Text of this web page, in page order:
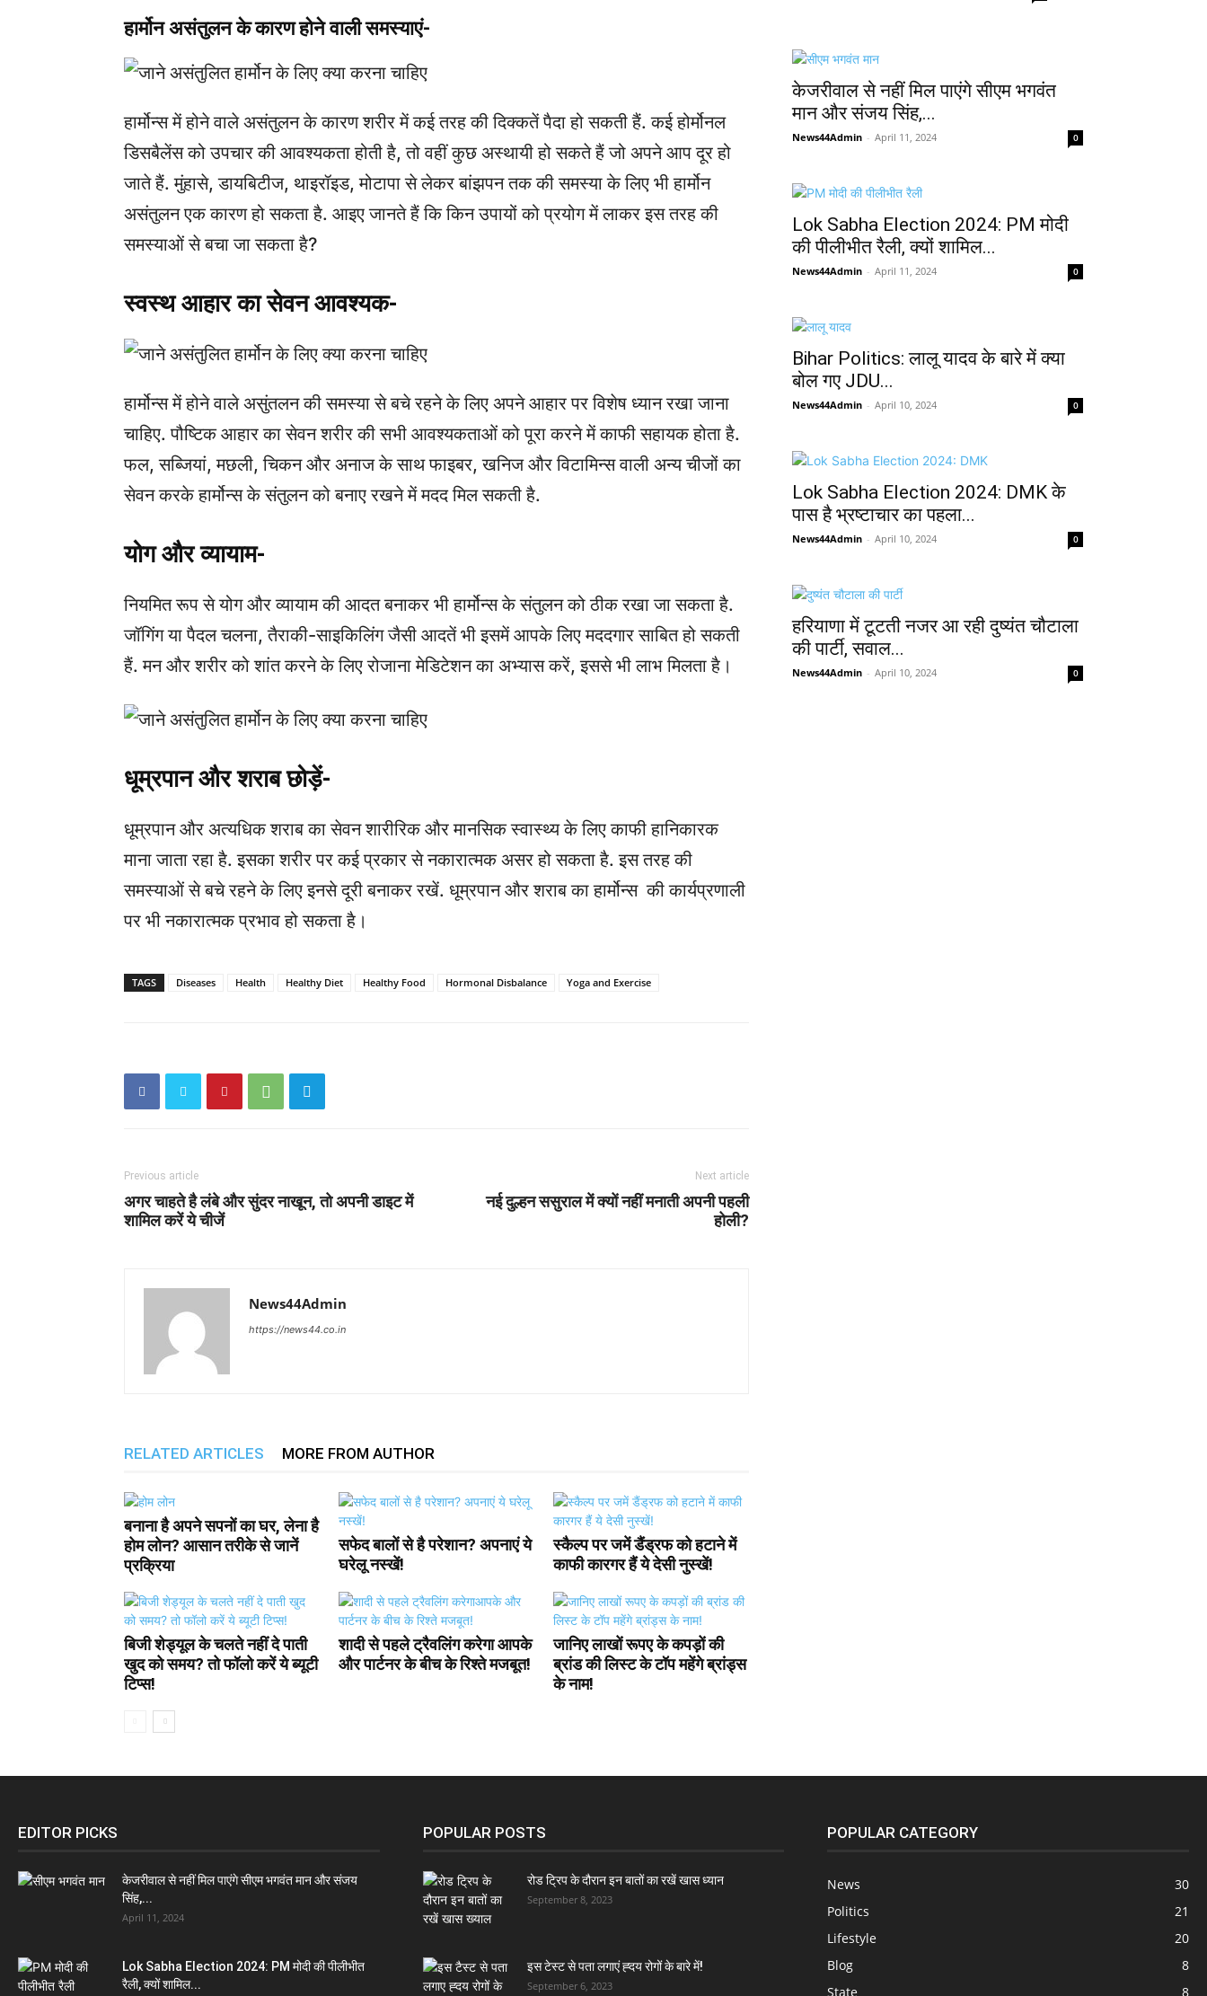
हार्मोन असंतुलन के कारण होने वाली समस्याएं-
हार्मोन्स में होने वाले असंतुलन के कारण शरीर में कई तरह की दिक्कतें पैदा हो सकती हैं. कई होर्मोनल
डिसबैलेंस को उपचार की आवश्यकता होती है, तो वहीं कुछ अस्थायी हो सकते हैं जो अपने आप दूर हो
जाते हैं. मुंहासे, डायबिटीज, थाइरॉइड, मोटापा से लेकर बांझपन तक की समस्या के लिए भी हार्मोन
असंतुलन एक कारण हो सकता है. आइए जानते हैं कि किन उपायों को प्रयोग में लाकर इस तरह की
समस्याओं से बचा जा सकता है?
स्वस्थ आहार का सेवन आवश्यक-
हार्मोन्स में होने वाले असुंतलन की समस्या से बचे रहने के लिए अपने आहार पर विशेष ध्यान रखा जाना
चाहिए. पौष्टिक आहार का सेवन शरीर की सभी आवश्यकताओं को पूरा करने में काफी सहायक होता है.
फल, सब्जियां, मछली, चिकन और अनाज के साथ फाइबर, खनिज और विटामिन्स वाली अन्य चीजों का
सेवन करके हार्मोन्स के संतुलन को बनाए रखने में मदद मिल सकती है.
योग और व्यायाम-
नियमित रूप से योग और व्यायाम की आदत बनाकर भी हार्मोन्स के संतुलन को ठीक रखा जा सकता है.
जॉगिंग या पैदल चलना, तैराकी-साइकिलिंग जैसी आदतें भी इसमें आपके लिए मददगार साबित हो सकती
हैं. मन और शरीर को शांत करने के लिए रोजाना मेडिटेशन का अभ्यास करें, इससे भी लाभ मिलता है।
धूम्रपान और शराब छोड़ें-
धूम्रपान और अत्यधिक शराब का सेवन शारीरिक और मानसिक स्वास्थ्य के लिए काफी हानिकारक
माना जाता रहा है. इसका शरीर पर कई प्रकार से नकारात्मक असर हो सकता है. इस तरह की
समस्याओं से बचे रहने के लिए इनसे दूरी बनाकर रखें. धूम्रपान और शराब का हार्मोन्स की कार्यप्रणाली
पर भी नकारात्मक प्रभाव हो सकता है।
TAGS Diseases Health Healthy Diet Healthy Food Hormonal Disbalance Yoga and Exercise
Previous article
अगर चाहते है लंबे और सुंदर नाखून, तो अपनी डाइट में
शामिल करें ये चीजें
Next article
नई दुल्हन ससुराल में क्यों नहीं मनाती अपनी पहली
होली?
News44Admin
https://news44.co.in
RELATED ARTICLES MORE FROM AUTHOR
बनाना है अपने सपनों का घर, लेना है
होम लोन? आसान तरीके से जानें
प्रक्रिया
सफेद बालों से है परेशान? अपनाएं ये
घरेलू नस्खें!
स्कैल्प पर जमें डैंड्रफ को हटाने में
काफी कारगर हैं ये देसी नुस्खें!
बिजी शेड्यूल के चलते नहीं दे पाती
खुद को समय? तो फॉलो करें ये ब्यूटी
टिप्स!
शादी से पहले ट्रैवलिंग करेगा आपके
और पार्टनर के बीच के रिश्ते मजबूत!
जानिए लाखों रूपए के कपड़ों की
ब्रांड की लिस्ट के टॉप महेंगे ब्रांड्स
के नाम!
केजरीवाल से नहीं मिल पाएंगे सीएम भगवंत
मान और संजय सिंह,...
News44Admin - April 11, 2024 0
Lok Sabha Election 2024: PM मोदी
की पीलीभीत रैली, क्यों शामिल...
News44Admin - April 11, 2024 0
Bihar Politics: लालू यादव के बारे में क्या
बोल गए JDU...
News44Admin - April 10, 2024 0
Lok Sabha Election 2024: DMK के
पास है भ्रष्टाचार का पहला...
News44Admin - April 10, 2024 0
हरियाणा में टूटती नजर आ रही दुष्यंत चौटाला
की पार्टी, सवाल...
News44Admin - April 10, 2024 0
EDITOR PICKS
केजरीवाल से नहीं मिल पाएंगे सीएम भगवंत मान और संजय
सिंह,...
April 11, 2024
Lok Sabha Election 2024: PM मोदी की पीलीभीत
रैली, क्यों शामिल...
POPULAR POSTS
रोड ट्रिप के दौरान इन बातों का रखें खास ध्यान
September 8, 2023
इस टेस्ट से पता लगाएं ह्दय रोगों के बारे में!
September 6, 2023
POPULAR CATEGORY
News
30
Politics
21
Lifestyle
20
Blog
8
State
8